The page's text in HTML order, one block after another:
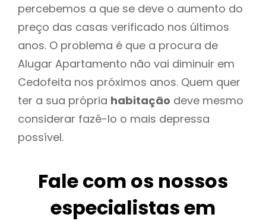
percebemos a que se deve o aumento do
preço das casas verificado nos últimos
anos. O problema é que a procura de
Alugar Apartamento não vai diminuir em
Cedofeita nos próximos anos. Quem quer
ter a sua própria habitação deve mesmo
considerar fazê-lo o mais depressa
possível.
Fale com os nossos
especialistas em